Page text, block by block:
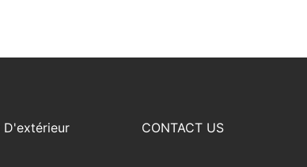
D'extérieur CONTACT US